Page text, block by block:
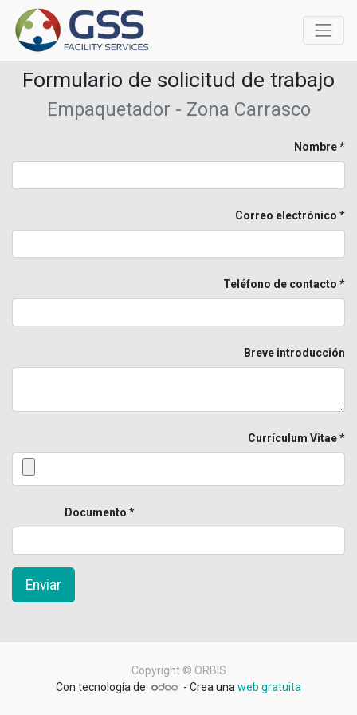
Formulario de solicitud de trabajo
Empaquetador - Zona Carrasco
Nombre
Correo electrónico
Teléfono de contacto
Breve introducción
Currículum Vitae
Documento
Enviar
Copyright © ORBIS
Con tecnología de
- Crea una web gratuita